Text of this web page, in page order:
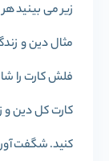
زیر می بینید
کنید. شگفت